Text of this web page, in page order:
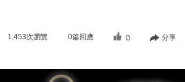
1,453次瀏覽 0篇回應 0 分享